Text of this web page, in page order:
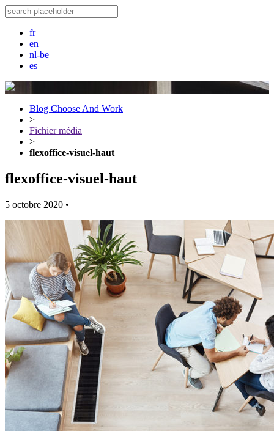
fr
en
nl-be
es
Blog Choose And Work
>
Fichier média
>
flexoffice-visuel-haut
flexoffice-visuel-haut
5 octobre 2020 •